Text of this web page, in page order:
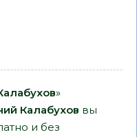
»
Калабухов вы
и без